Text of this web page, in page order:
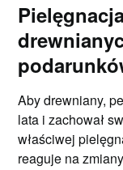
Aby drewniany,
lata i zachował
właściwej
reaguje na